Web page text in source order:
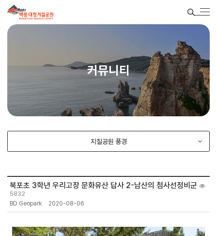
커뮤니티
지질공원 풍경
북포초 3학년 우리고장 문화유산 답사 2-남산의 첨사선정비군
5832
BD Geopark 2020-08-06